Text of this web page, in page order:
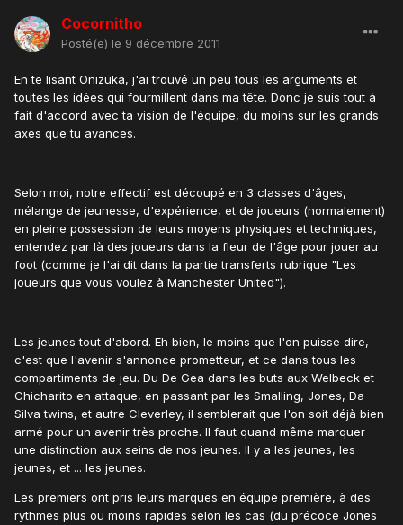
Cocornitho
Posté(e) le 9 décembre 2011
En te lisant Onizuka, j'ai trouvé un peu tous les arguments et
toutes les idées qui fourmillent dans ma tête. Donc je suis tout à
fait d'accord avec ta vision de l'équipe, du moins sur les grands
axes que tu avances.
Selon moi, notre effectif est découpé en 3 classes d'âges,
mélange de jeunesse, d'expérience, et de joueurs (normalement)
en pleine possession de leurs moyens physiques et techniques,
entendez par là des joueurs dans la fleur de l'âge pour jouer au
foot (comme je l'ai dit dans la partie transferts rubrique "Les
joueurs que vous voulez à Manchester United").
Les jeunes tout d'abord. Eh bien, le moins que l'on puisse dire,
c'est que l'avenir s'annonce prometteur, et ce dans tous les
compartiments de jeu. Du De Gea dans les buts aux Welbeck et
Chicharito en attaque, en passant par les Smalling, Jones, Da
Silva twins, et autre Cleverley, il semblerait que l'on soit déjà bien
armé pour un avenir très proche. Il faut quand même marquer
une distinction aux seins de nos jeunes. Il y a les jeunes, les
jeunes, et ... les jeunes.
Les premiers ont pris leurs marques en équipe première, à des
rythmes plus ou moins rapides selon les cas (du précoce Jones